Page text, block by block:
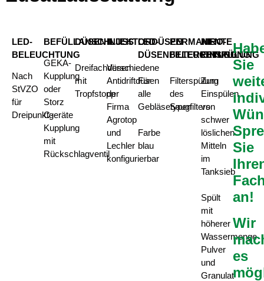
LED-
BELEUCHTUNG
Nach
StVZO
für
Dreipunktgeräte
BEFÜLLANSCHLUSS
GEKA-
Kupplung
oder
Storz
C-
Kupplung
mit
Rückschlagventil
DÜSEN
Dreifachdüsen
mit
Tropfstopp
INJEKTORDÜSEN
Verschiedene
Antidriftdüsen
der
Firma
Agrotop
und
Lechler
konfigurierbar
LED-
DÜSENBELEUCHTUNG
Für
alle
Gebläsetypen
Farbe
blau
PERMANENTE
FILTERREINIGUNG
Filterspülung
des
Saugfilters
NIRO-
EINSPÜLUNG
Zum
Einspülen
von
schwer
löslichen
Mitteln
im
Tanksieb
Spült
mit
höherer
Wassermenge
Pulver
und
Granulat
Sie
Sie
an!
Wir
es